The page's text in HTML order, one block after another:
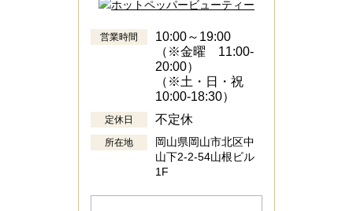
営業時間
10:00～19:00
（※金曜 11:00-
20:00）
（※土・日・祝
10:00-18:30）
定休日 不定休
所在地
岡山県岡山市北区中
山下2-2-54山根ビル
1F